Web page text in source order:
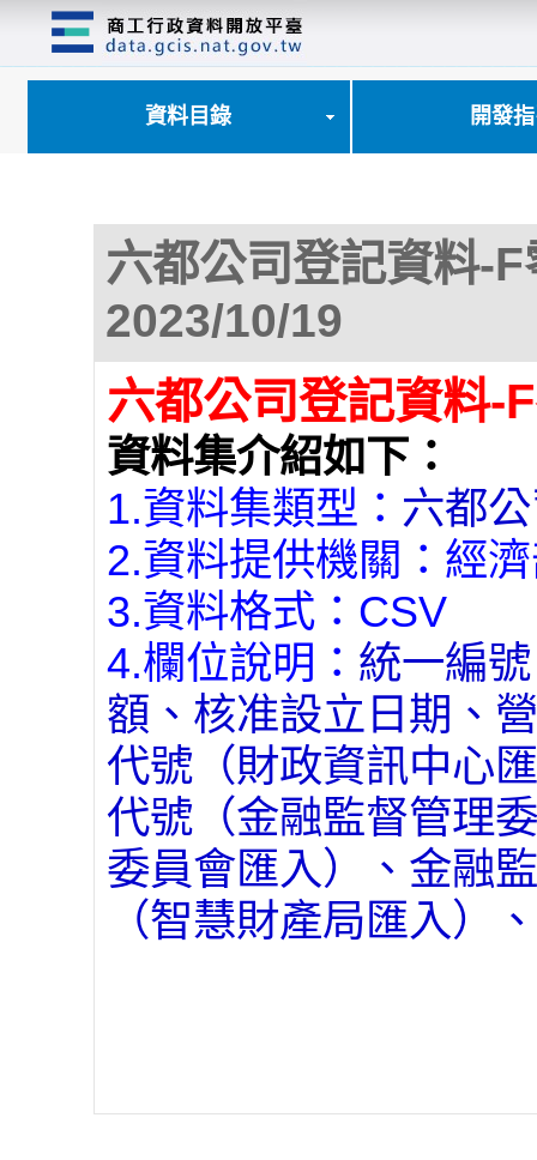
資料目錄 開發
六都公司登記資料-
2023/10/19
六都公司登記資料-
資料集介紹如下：
1.資料集類型： 六都
2.資料提供機關：經
3.資料格式：CSV
4.欄位說明： 統一編
額、核准設立日期、
代號（財政資訊中心
代號（金融監督管理
委員會匯入）、金融
（智慧財產局匯入）